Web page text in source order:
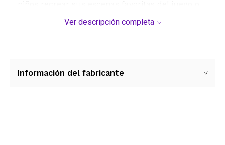
convierte en una opción excelente para
Ver descripción completa
Información del fabricante